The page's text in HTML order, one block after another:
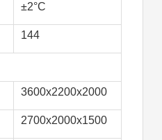
±2°C
144
3600x2200x2000
2700x2000x1500